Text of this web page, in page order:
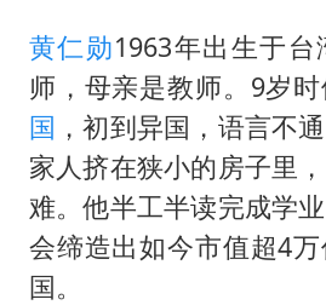
BLG经理
曹颖儿子
“开学三
黄仁勋1963年出生于
师，母亲是教师。9岁
国 ，初到异国，语言不
家人挤在狭小的房子里
难。他半工半读完成学
会缔造出如今市值超4
国。